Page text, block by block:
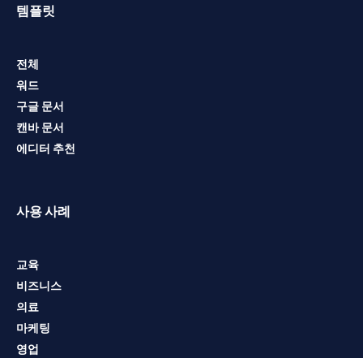
템플릿
전체
워드
구글 문서
캔바 문서
에디터 추천
사용 사례
교육
비즈니스
의료
마케팅
영업